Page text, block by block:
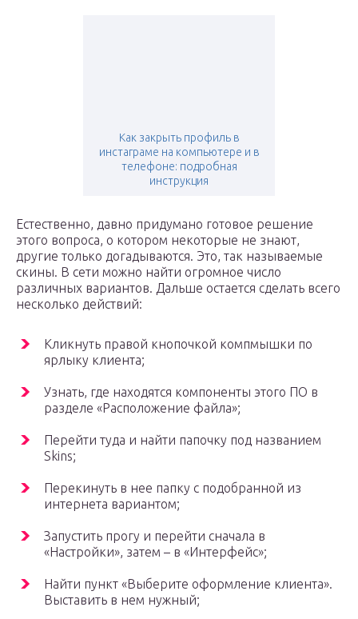
Как закрыть профиль в
инстаграме на компьютере и в
телефоне: подробная
инструкция
Естественно, давно придумано готовое решение
этого вопроса, о котором некоторые не знают,
другие только догадываются. Это, так называемые
скины. В сети можно найти огромное число
различных вариантов. Дальше остается сделать всего
несколько действий:
Кликнуть правой кнопочкой компмышки по
ярлыку клиента;
Узнать, где находятся компоненты этого ПО в
разделе «Расположение файла»;
Перейти туда и найти папочку под названием
Skins;
Перекинуть в нее папку с подобранной из
интернета вариантом;
Запустить прогу и перейти сначала в
«Настройки», затем – в «Интерфейс»;
Найти пункт «Выберите оформление клиента».
Выставить в нем нужный;